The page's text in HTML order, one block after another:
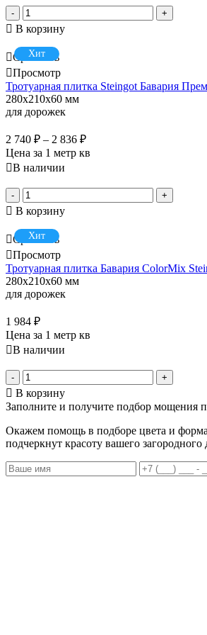
- +
В корзину
Хит
Сравнить
Просмотр
Тротуарная плитка Steingot Бавария
280x210x60 мм
для дорожек
2 740 ₽ – 2 836 ₽
Цена за 1 метр кв
В наличии
- +
В корзину
Хит
Сравнить
Просмотр
Тротуарная плитка Бавария ColorMix
280x210x60 мм
для дорожек
1 984 ₽
Цена за 1 метр кв
В наличии
- +
В корзину
Заполните и получите подбор мощения
Окажем помощь в подборе цвета и
подчеркнут красоту вашего загородного